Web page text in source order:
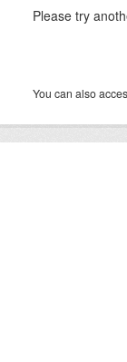
Please try
You can also